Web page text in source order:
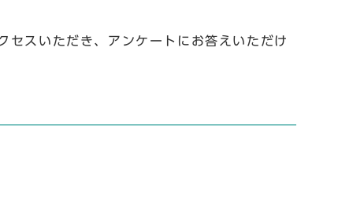
セスいただき、アンケートにお答えいただけ